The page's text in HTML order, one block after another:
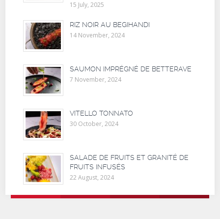
15 July, 2025
RIZ NOIR AU BEGIHANDI
14 November, 2024
SAUMON IMPRÉGNÉ DE BETTERAVE
7 November, 2024
VITELLO TONNATO
30 October, 2024
SALADE DE FRUITS ET GRANITÉ DE
FRUITS INFUSÉS
22 August, 2024